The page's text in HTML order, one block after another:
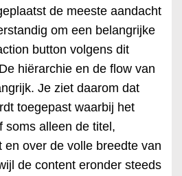
de meeste aandacht
om een belangrijke
button volgens dit
hiërarchie en de flow van
Je ziet daarom dat
toegepast waarbij het
soms alleen de titel,
en over de volle breedte van
de content eronder steeds